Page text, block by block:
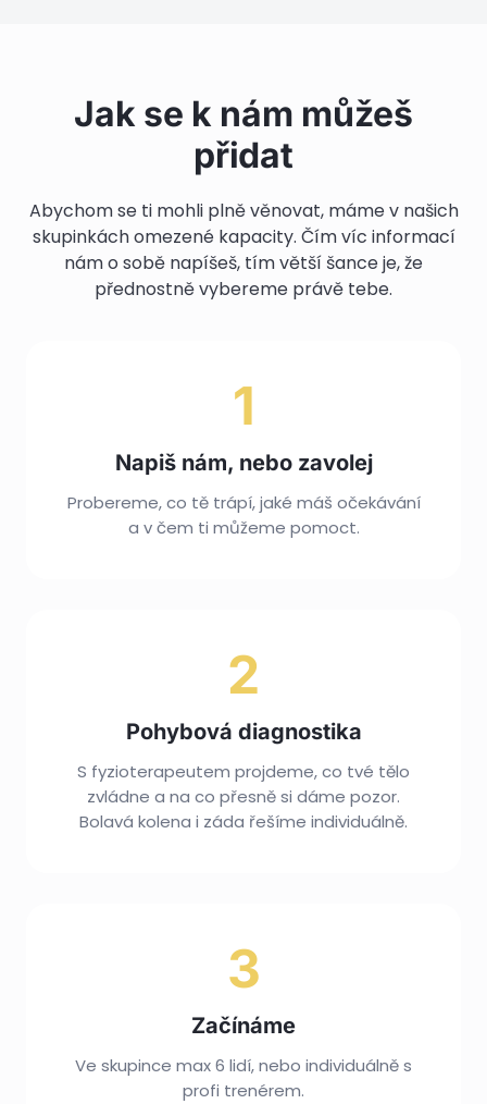
Jak se k nám můžeš
přidat
Abychom se ti mohli plně věnovat, máme v našich
skupinkách omezené kapacity. Čím víc informací
nám o sobě napíšeš, tím větší šance je, že
přednostně vybereme právě tebe.
1
Napiš nám, nebo zavolej
Probereme, co tě trápí, jaké máš očekávání
a v čem ti můžeme pomoct.
2
Pohybová diagnostika
S fyzioterapeutem projdeme, co tvé tělo
zvládne a na co přesně si dáme pozor.
Bolavá kolena i záda řešíme individuálně.
3
Začínáme
Ve skupince max 6 lidí, nebo individuálně s
profi trenérem.